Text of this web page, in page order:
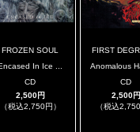
FROZEN SOUL
In Ice ...
CD
2,500円
（税込2,750円）
FIRST
Anomalous
CD
2,500円
（税込2,750